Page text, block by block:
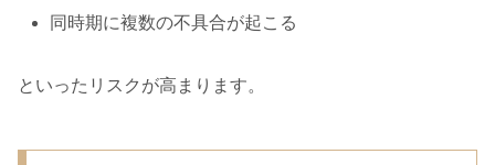
同時期に複数の不具合が起こる
といったリスクが高まります。